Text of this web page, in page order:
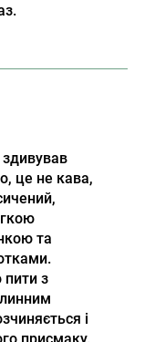
це не кава,
та
з
і